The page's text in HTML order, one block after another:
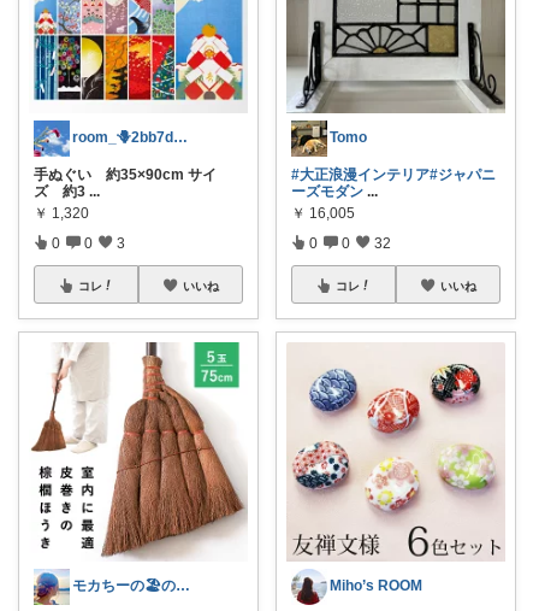
room_🪻2bb7d8bc05
手ぬぐい 約35×90cm サイ
ズ 約3 ...
￥ 1,320
0 0 3
コレ いいね
モカちーの🏖️のんびりライフ🐈✨
Tomo
#大正浪漫インテリア#ジャパニ
ーズモダン ...
￥ 16,005
0 0 32
コレ いいね
Miho’s ROOM